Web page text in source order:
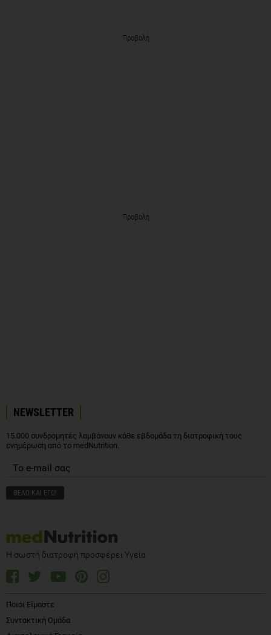
Προβολή
Προβολή
NEWSLETTER
15.000 συνδρομητές λαμβάνουν κάθε εβδομάδα τη διατροφική τους
ενημέρωση από το medNutrition.
Η σωστή διατροφή προσφέρει Υγεία
Ποιοι Είμαστε
Συντακτική Ομάδα